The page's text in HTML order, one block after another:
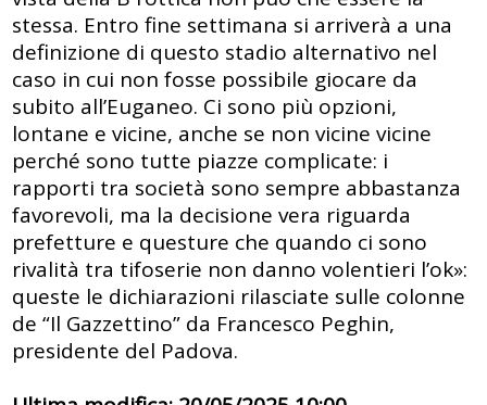
stessa. Entro fine settimana si arriverà a una
definizione di questo stadio alternativo nel
caso in cui non fosse possibile giocare da
subito all’Euganeo. Ci sono più opzioni,
lontane e vicine, anche se non vicine vicine
perché sono tutte piazze complicate: i
rapporti tra società sono sempre abbastanza
favorevoli, ma la decisione vera riguarda
prefetture e questure che quando ci sono
rivalità tra tifoserie non danno volentieri l’ok»:
queste le dichiarazioni rilasciate sulle colonne
de “Il Gazzettino” da Francesco Peghin,
presidente del Padova.